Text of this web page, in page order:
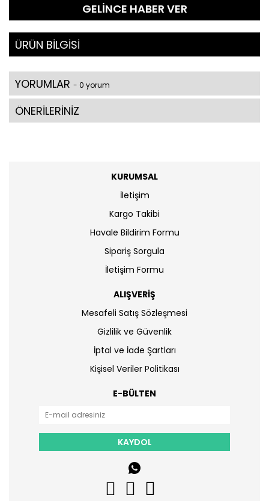
GELİNCE HABER VER
ÜRÜN BİLGİSİ
YORUMLAR - 0 yorum
ÖNERİLERİNİZ
KURUMSAL
İletişim
Kargo Takibi
Havale Bildirim Formu
Sipariş Sorgula
İletişim Formu
ALIŞVERİŞ
Mesafeli Satış Sözleşmesi
Gizlilik ve Güvenlik
İptal ve İade Şartları
Kişisel Veriler Politikası
E-BÜLTEN
KAYDOL